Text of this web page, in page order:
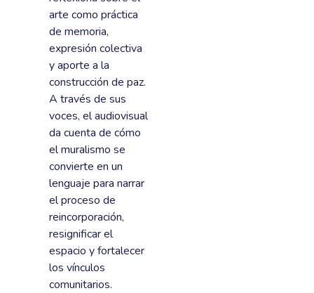
arte como práctica
de memoria,
expresión colectiva
y aporte a la
construcción de paz.
A través de sus
voces, el audiovisual
da cuenta de cómo
el muralismo se
convierte en un
lenguaje para narrar
el proceso de
reincorporación,
resignificar el
espacio y fortalecer
los vínculos
comunitarios.